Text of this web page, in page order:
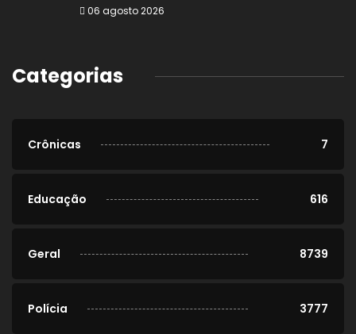
06 agosto 2026
Categorias
Crônicas 7
Educação 616
Geral 8739
Polícia 3777